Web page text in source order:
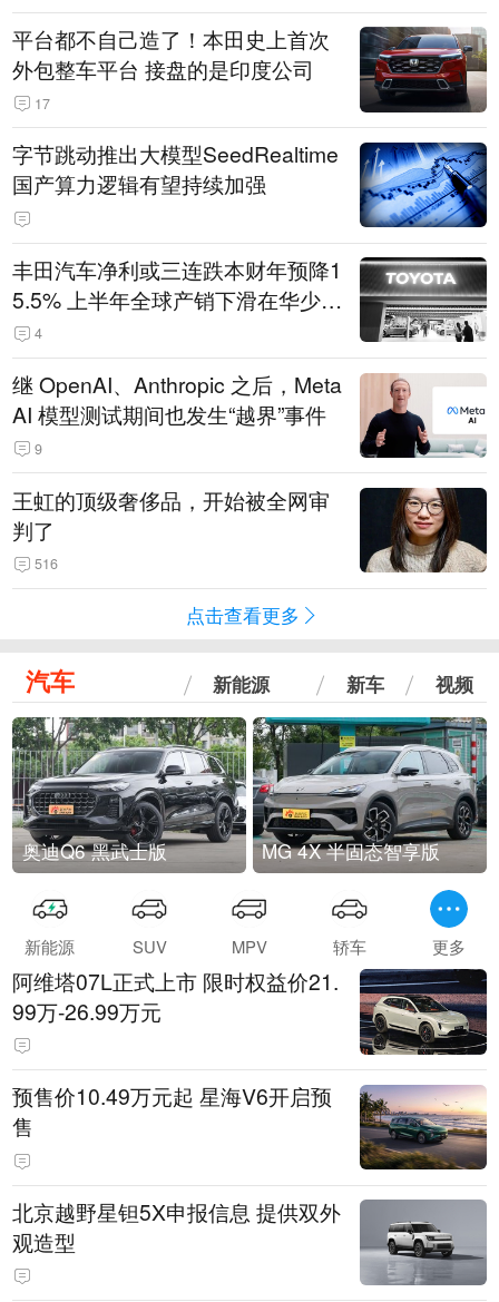
平台都不自己造了！本田史上首次
外包整车平台 接盘的是印度公司
17
字节跳动推出大模型SeedRealtime
国产算力逻辑有望持续加强
丰田汽车净利或三连跌本财年预降1
5.5% 上半年全球产销下滑在华少卖
14.3万辆
4
继 OpenAI、Anthropic 之后，Meta
AI 模型测试期间也发生“越界”事件
9
王虹的顶级奢侈品，开始被全网审
判了
516
点击查看更多
汽车 新能源 新车 视频
奥迪Q6 黑武士版 MG 4X 半固态智享版
新能源 SUV MPV 轿车 更多
阿维塔07L正式上市 限时权益价21.
99万-26.99万元
预售价10.49万元起 星海V6开启预
售
北京越野星钽5X申报信息 提供双外
观造型